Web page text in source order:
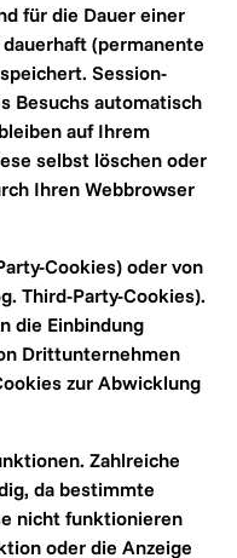
für die Dauer einer
(permanente
Session-
Besuchs automatisch
auf Ihrem
selbst löschen oder
Ihren Webbrowser
Cookies) oder von
Third-Party-Cookies).
die Einbindung
Drittunternehmen
zur Abwicklung
Zahlreiche
da bestimmte
nicht funktionieren
oder die Anzeige